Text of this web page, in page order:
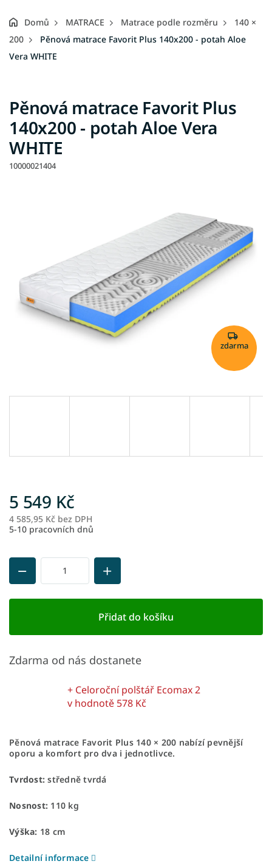
Domů MATRACE Matrace podle rozměru
140 ×
200
Pěnová matrace Favorit Plus 140x200 - potah Aloe
Vera WHITE
Pěnová matrace Favorit Plus
140x200 - potah Aloe Vera
WHITE
10000021404
zdarma
5 549 Kč
4 585,95 Kč bez DPH
5-10 pracovních dnů
Přidat do košíku
Zdarma od nás dostanete
+ Celoroční polštář Ecomax 2
v hodnotě 578 Kč
Pěnová matrace Favorit Plus 140 × 200 nabízí pevnější
oporu a komfort pro dva i jednotlivce.
Tvrdost: středně tvrdá
Nosnost: 110 kg
Výška: 18 cm
Detailní informace